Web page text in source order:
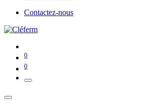
Contactez-nous
0
0